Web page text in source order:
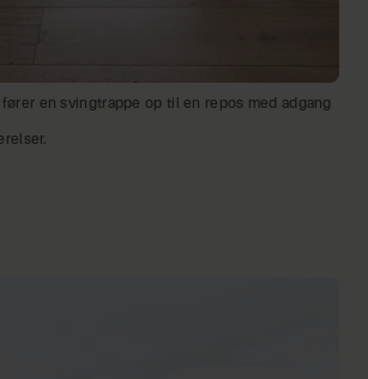
en svingtrappe op til en repos med adgang